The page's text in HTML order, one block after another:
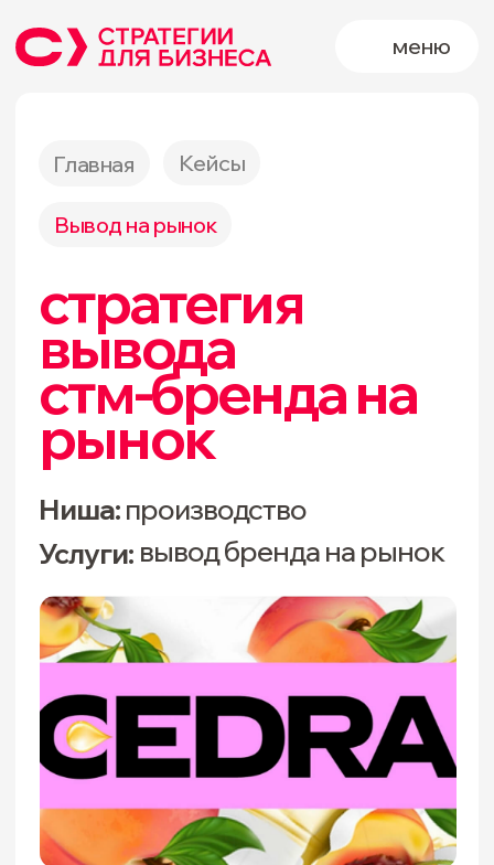
Ниша:производство
Услуги: вывод бренда на рынок
Вывод на рынок
стратегия
вывода
стм-бренда на
рынок